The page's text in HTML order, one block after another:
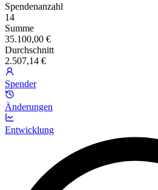
Spendenanzahl
14
Summe
35.100,00 €
Durchschnitt
2.507,14 €
Spender
Änderungen
Entwicklung